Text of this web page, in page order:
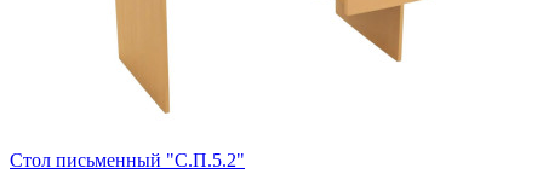
Стол письменный "С.П.5.2"